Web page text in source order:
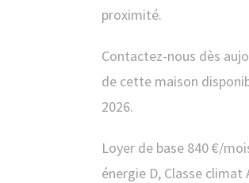
proximité.
Contactez-nous dès
de cette maison
2026.
Loyer de base 840 €/
énergie D, Classe